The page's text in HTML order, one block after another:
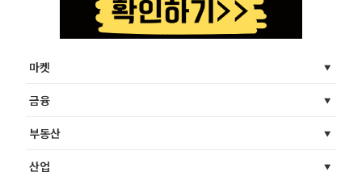
마켓
금융
부동산
산업